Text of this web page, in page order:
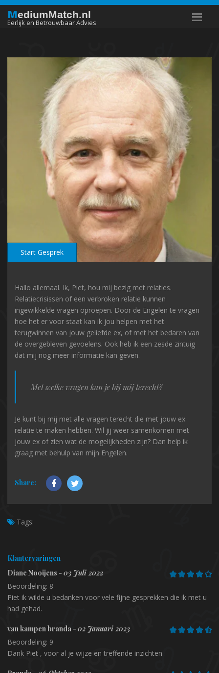
MediumMatch.nl
Eerlijk en Betrouwbaar Advies
Start Gesprek
Hallo allemaal. Ik, Piet, hou mij bezig met relaties.
Relatiecrisissen of een verbroken relatie kunnen
ingewikkelde vragen oproepen. Door de Engelen te vragen
hoe het er voor staat kan ik jou helpen met het
terugwinnen van jouw geliefde ex, of met het bedaren van
de overgebleven gevoelens. Ook heb ik een zesde zintuig
dat mij nog meer informatie kan geven.
Met welke vragen kan je bij mij terecht?
Je kunt bij mij met alle vragen terecht die met jouw ex
relatie te maken hebben. Wil jij weer samenkomen met
jouw ex of zien wat de mogelijkheden zijn? Dan help ik
graag met behulp van mijn Engelen.
Share:
Tags:
Klantervaringen
Diane Nooijens - 03 Juli 2022
Beoordeling: 8
Piet ik wilde u bedanken voor vele fijne gesprekken die ik met u
had gehad.
van kampen branda - 02 Januari 2023
Beoordeling: 9
Dank Piet , voor al je wijze en treffende inzichten